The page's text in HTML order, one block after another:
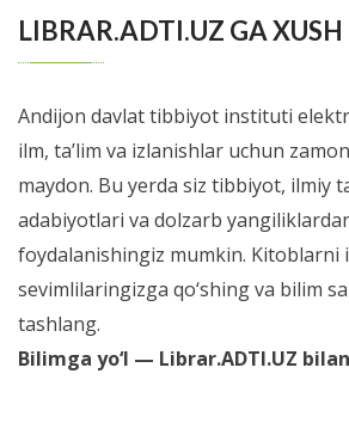
LIBRAR.ADTI.UZ GA
Andijon davlat tibbiyot instituti
ilm, ta’lim va izlanishlar uchun
maydon. Bu yerda siz tibbiyot, ilmiy
adabiyotlari va dolzarb
foydalanishingiz mumkin. Kitoblarni
sevimlilaringizga qo‘shing va bilim
tashlang.
Bilimga yo‘l — Librar.ADTI.UZ